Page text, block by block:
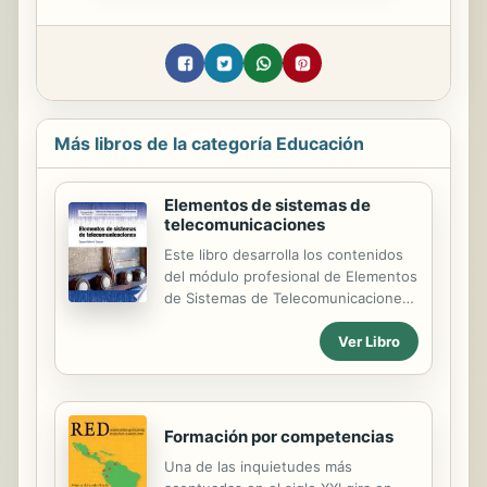
Más libros de la categoría Educación
Elementos de sistemas de
telecomunicaciones
Este libro desarrolla los contenidos
del módulo profesional de Elementos
de Sistemas de Telecomunicaciones
del Ciclo Formativo de grado superior
con el que se obtiene el título de
Técnico Superior en Sistemas de
al amparo del Real Decreto 883/2011,
de 24 de junio, perteneciente a la
familia profesional de Electricidad y
Electrónica.;Si bien se ha
Ver Libro
Formación por competencias
Una de las inquietudes más